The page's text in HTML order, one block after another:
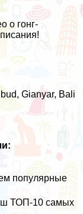
о гонг-
Gianyar, Bali
популярные
ТОП-10 самых